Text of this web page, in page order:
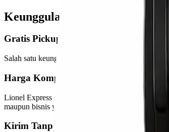
Keunggulan Promo “Banjir
Gratis Pickup untuk Area Jabodetabek
Salah satu keunggulan utama promo ini adalah
Harga Kompetitif
Lionel Express menawarkan potongan harga yang
maupun bisnis yang memerlukan pengiriman
Kirim Tanpa Ribet, Sampai Lebih Cepat